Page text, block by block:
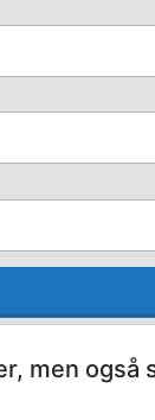
men også